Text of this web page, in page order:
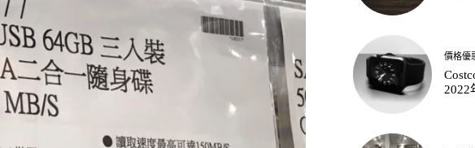
價格優
2022